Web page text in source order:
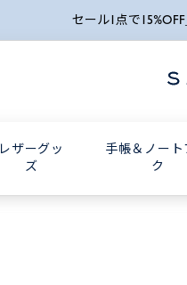
セール1点で
レザーグッ
ズ
手帳＆ノート
ク